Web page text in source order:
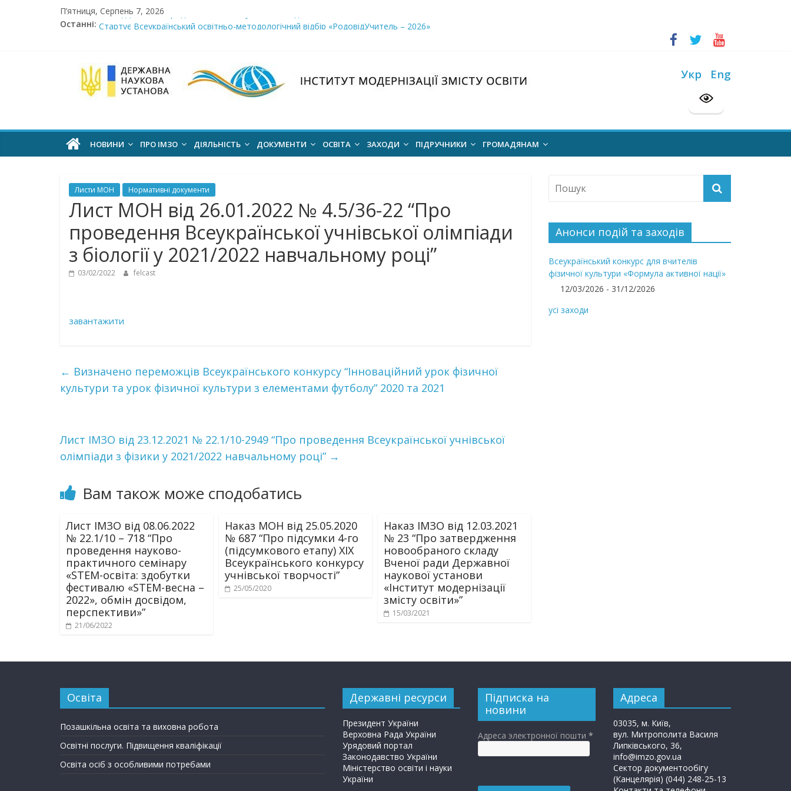
П’ятниця, Серпень 7, 2026
Останні:
Сімнадцята міжнародна виставка «Сучасні заклади освіти»
Стартує Всеукраїнський освітньо-методологічний відбір «РодовідУчитель – 2026»
Розпочато прийом документів на конкурс для здобуття академічних стипендій імені Героїв Небесної Сотні на 2026/2027 н. р.
Інститут
модернізації
змісту
освіти
офіційний
веб-
сайт
Укр Eng
НОВИНИ ПРО ІМЗО ДІЯЛЬНІСТЬ ДОКУМЕНТИ ОСВІТА ЗАХОДИ ПІДРУЧНИКИ ГРОМАДЯНАМ
Листи МОН Нормативні документи
Лист МОН від 26.01.2022 № 4.5/36-22 “Про
проведення Всеукраїнської учнівської олімпіади
з біології у 2021/2022 навчальному році”
03/02/2022 felcast
завантажити
← Визначено переможців Всеукраїнського конкурсу “Інноваційний урок фізичної
культури та урок фізичної культури з елементами футболу” 2020 та 2021
Лист ІМЗО від 23.12.2021 № 22.1/10-2949 “Про проведення Всеукраїнської учнівської
олімпіади з фізики у 2021/2022 навчальному році” →
Вам також може сподобатись
Лист ІМЗО від 08.06.2022
№ 22.1/10 – 718 “Про
проведення науково-
практичного семінару
«STEM-освіта: здобутки
фестивалю «STEM-весна –
2022», обмін досвідом,
перспективи»”
21/06/2022
Наказ МОН від 25.05.2020
№ 687 “Про підсумки 4-го
(підсумкового етапу) ХІХ
Всеукраїнського конкурсу
учнівської творчості”
25/05/2020
Наказ ІМЗО від 12.03.2021
№ 23 “Про затвердження
новообраного складу
Вченої ради Державної
наукової установи
«Інститут модернізації
змісту освіти»”
15/03/2021
Анонси подій та заходів
Всеукраїнський конкурс для вчителів
фізичної культури «Формула активної нації»
12/03/2026 - 31/12/2026
усі заходи
Освіта
Позашкільна освіта та виховна робота
Освітні послуги. Підвищення кваліфікації
Освіта осіб з особливими потребами
Державні ресурси
Президент України
Верховна Рада України
Урядовий портал
Законодавство України
Міністерство освіти і науки
України
Підписка на
новини
Адреса электронної пошти *
Адреса
03035, м. Київ,
вул. Митрополита Василя
Липківського, 36,
info@imzo.gov.ua
Сектор документообігу
(Канцелярія) (044) 248-25-13